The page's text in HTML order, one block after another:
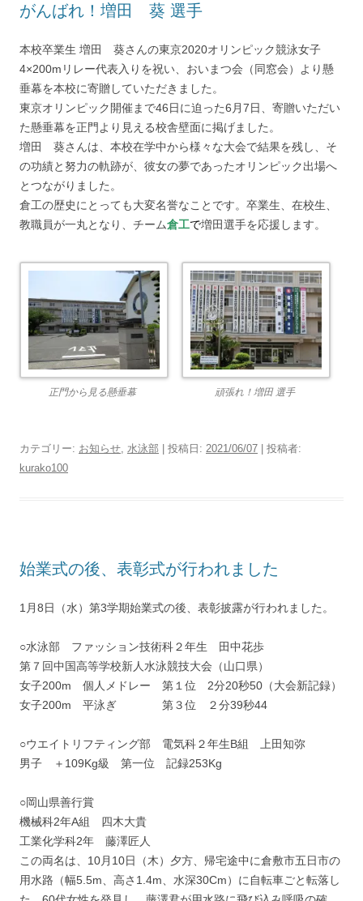
がんばれ！増田 葵 選手
本校卒業生 増田 葵さんの東京2020オリンピック競泳女子
4×200mリレー代表入りを祝い、おいまつ会（同窓会）より懸
垂幕を本校に寄贈していただきました。
東京オリンピック開催まで46日に迫った6月7日、寄贈いただい
た懸垂幕を正門より見える校舎壁面に掲げました。
増田 葵さんは、本校在学中から様々な大会で結果を残し、そ
の功績と努力の軌跡が、彼女の夢であったオリンピック出場へ
とつながりました。
倉工の歴史にとっても大変名誉なことです。卒業生、在校生、
教職員が一丸となり、チーム倉工で増田選手を応援します。
正門から見る懸垂幕 頑張れ！増田 選手
カテゴリー: お知らせ 水泳部 | 投稿日: 2021/06/07
投稿者:
kurako100
始業式の後、表彰式が行われました
1月8日（水）第3学期始業式の後、表彰披露が行われました。
○水泳部 ファッション技術科２年生 田中花歩
第７回中国高等学校新人水泳競技大会（山口県）
女子200m 個人メドレー 第１位 2分20秒50（大会新記録）
女子200m 平泳ぎ 第３位 ２分39秒44
○ウエイトリフティング部 電気科２年生B組 上田知弥
男子 ＋109Kg級 第一位 記録253Kg
○岡山県善行賞
機械科2年A組 四木大貴
工業化学科2年 藤澤匠人
この両名は、10月10日（木）夕方、帰宅途中に倉敷市五日市の
用水路（幅5.5m、高さ1.4m、水深30Cm）に自転車ごと転落し